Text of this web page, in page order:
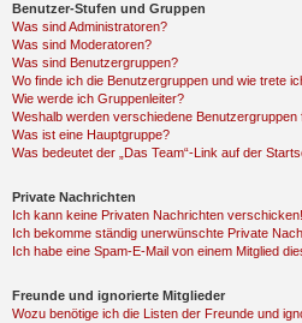
Benutzer-Stufen und Gruppen
Was sind Administratoren?
Was sind Moderatoren?
Was sind Benutzergruppen?
Wo finde ich die Benutzergruppen und wie trete
Wie werde ich Gruppenleiter?
Weshalb werden verschiedene Benutzergruppen
Was ist eine Hauptgruppe?
Was bedeutet der „Das Team“-Link auf der
Private Nachrichten
Ich kann keine Privaten Nachrichten verschicken!
Ich bekomme ständig unerwünschte Private
Ich habe eine Spam-E-Mail von einem Mitglied
Freunde und ignorierte Mitglieder
Wozu benötige ich die Listen der Freunde und